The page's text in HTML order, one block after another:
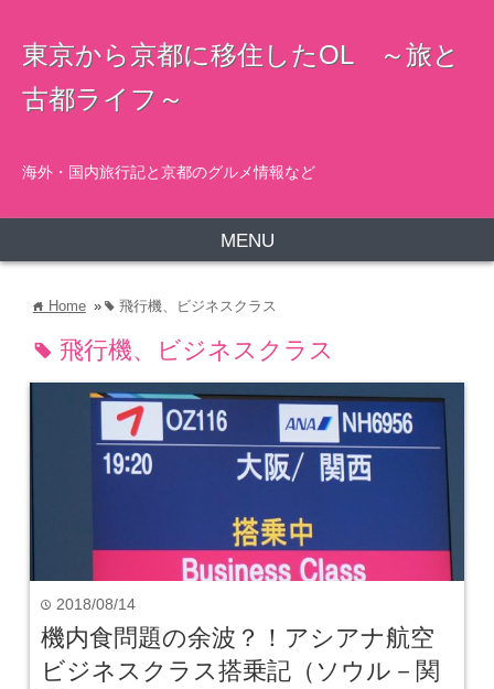
東京から京都に移住したOL ～旅と
古都ライフ～
海外・国内旅行記と京都のグルメ情報など
MENU
home Home » tag 飛行機、ビジネスクラス
tag 飛行機、ビジネスクラス
time 2018/08/14
機内食問題の余波？！アシアナ航空
ビジネスクラス搭乗記（ソウル－関